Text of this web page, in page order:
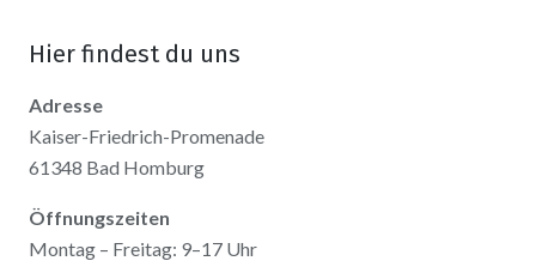
Hier findest du uns
Adresse
Kaiser-Friedrich-Promenade
61348 Bad Homburg
Öffnungszeiten
Montag – Freitag: 9–17 Uhr